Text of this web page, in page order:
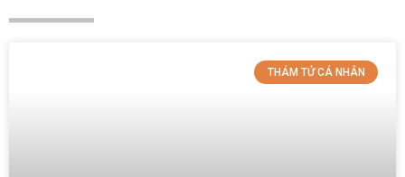
THÁM TỬ CÁ NHÂN